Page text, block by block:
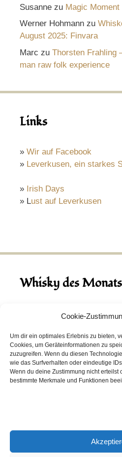
Cookie-
Um dir ein optimales Erlebnis zu bieten,
Cookies, um Geräteinformationen zu
zuzugreifen. Wenn du diesen
wie das Surfverhalten oder eindeutige
Wenn du deine Zustimmung nicht erteilst
bestimmte Merkmale und Funktionen
Susanne zu Magic Moment
Werner Hohmann zu
August 2025: Finvara
Marc zu Thorsten Frahling
man raw folk experience
Links
» Wir auf Facebook
» Leverkusen, ein starkes
» Irish Days
» Lust auf Leverkusen
Whisky des Monats
August 2026
Hinch Double Wood
Destillerie:Hinch(Irland)
Single Malt, 43.0%
Peated: Nein
Entdecke viele weitere